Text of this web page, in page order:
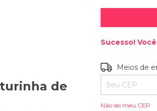
de
Sucesso!
Entregas para o
Meios de
Não sei meu CEP